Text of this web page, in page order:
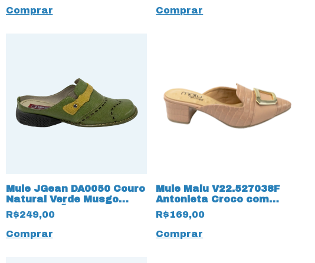
Comprar
Comprar
Mule JGean DA0050 Couro
Natural Verde Musgo
MUMERAÇÃO ESPECIAL
R$249,00
Comprar
Mule Malu V22.527038F
Antonieta Croco com
Palmilha SuperComfort
R$169,00
Comprar